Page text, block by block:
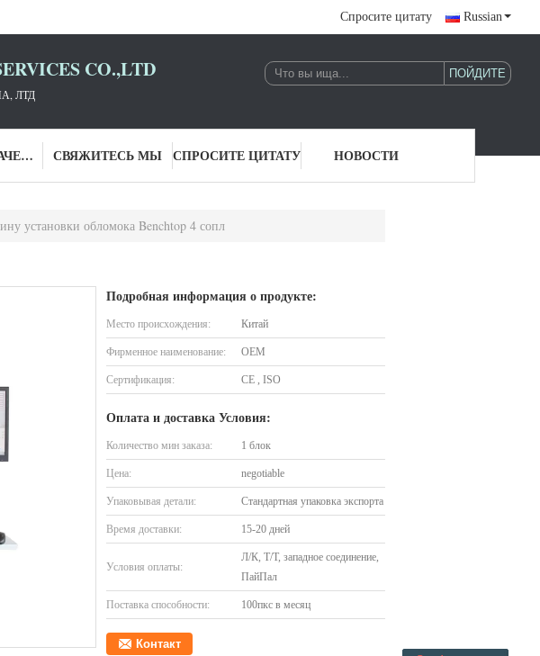
Спросите цитату Russian
CO.,LTD
ЛТД
ПРОВЕРКА КАЧЕСТВА СВЯЖИТЕСЬ МЫ СПРОСИТЕ ЦИТАТУ НОВОСТИ
установки обломока Benchtop 4 сопл
Подробная информация о продукте:
Место происхождения: Китай
Фирменное наименование: OEM
Сертификация: CE , ISO
Оплата и доставка Условия:
Количество мин заказа: 1 блок
Цена: negotiable
Упаковывая детали: Стандартная упаковка экспорта
Время доставки: 15-20 дней
Условия оплаты:
Л/К, Т/Т, западное соединение,
ПайПал
Поставка способности: 100пкс в месяц
Контакт